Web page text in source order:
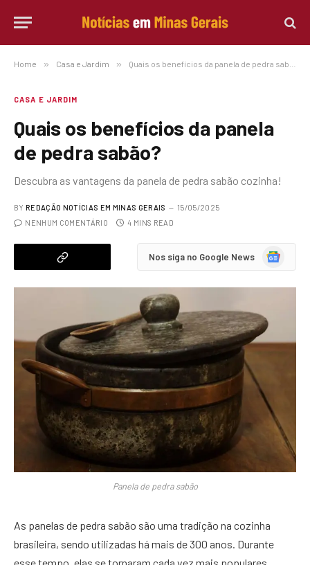
Home » Casa e Jardim » Quais os benefícios da panela de pedra sabão?
CASA E JARDIM
Quais os benefícios da panela
de pedra sabão?
Descubra as vantagens da panela de pedra sabão cozinha!
BY REDAÇÃO NOTÍCIAS EM MINAS GERAIS
15/05/2025
NENHUM COMENTÁRIO
4 MINS READ
Nos siga no Google News
Google
Panela de pedra sabão
As panelas de pedra sabão são uma tradição na cozinha
brasileira, sendo utilizadas há mais de 300 anos. Durante